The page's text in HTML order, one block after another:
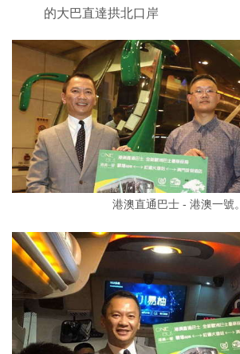
的大巴直達拱北口岸
港澳直通巴士 - 港澳一號。